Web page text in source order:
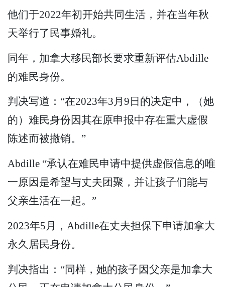
他们于2022年初开始共同生活，并在当年秋
天举行了民事婚礼。
同年，加拿大移民部长要求重新评估Abdille
的难民身份。
判决写道：“在2023年3月9日的决定中，（她
的）难民身份因其在原申报中存在重大虚假
陈述而被撤销。”
Abdille “承认在难民申请中提供虚假信息的唯
一原因是希望与丈夫团聚，并让孩子们能与
父亲生活在一起。”
2023年5月，Abdille在丈夫担保下申请加拿大
永久居民身份。
判决指出：“同样，她的孩子因父亲是加拿大